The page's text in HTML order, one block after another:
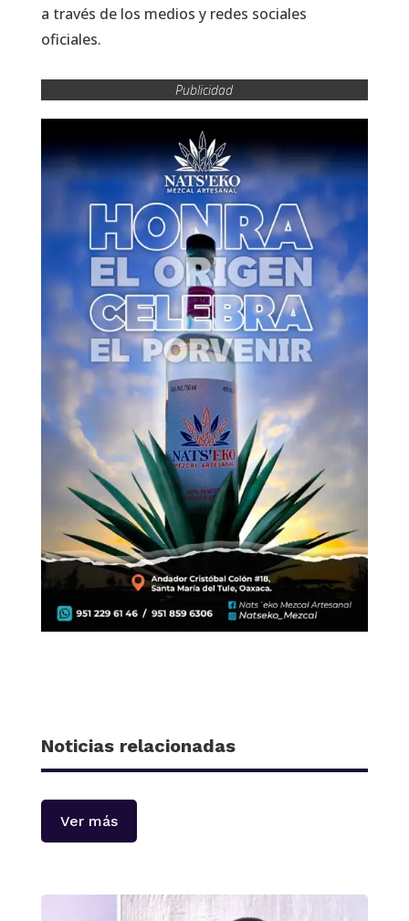
a través de los medios y redes sociales
oficiales.
Publicidad
Noticias relacionadas
Ver más